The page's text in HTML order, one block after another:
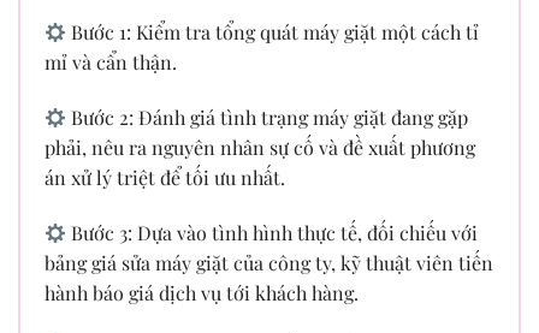
Bước 1: Kiểm tra tổng quát máy giặt một cách tỉ
mỉ và cẩn thận.
Bước 2: Đánh giá tình trạng máy giặt đang gặp
phải, nêu ra nguyên nhân sự cố và đề xuất phương
án xử lý triệt để tối ưu nhất.
Bước 3: Dựa vào tình hình thực tế, đối chiếu với
bảng giá sửa máy giặt của công ty, kỹ thuật viên tiến
hành báo giá dịch vụ tới khách hàng.